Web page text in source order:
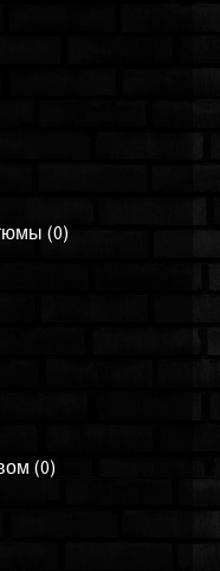
(0)
(0)